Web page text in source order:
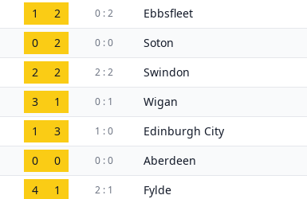
1 2 0 : 2 Ebbsfleet
0 2 0 : 0 Soton
2 2 2 : 2 Swindon
3 1 0 : 1 Wigan
1 3 1 : 0 Edinburgh City
0 0 0 : 0 Aberdeen
4 1 2 : 1 Fylde